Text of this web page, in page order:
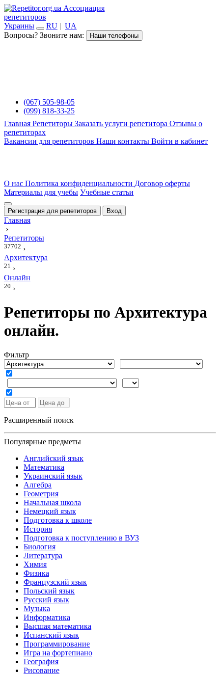
Ассоциация
репетиторов
Украины
RU | UA
Вопросы? Звоните нам:
Наши телефоны
(067) 505-98-05
(099) 818-33-25
Главная Репетиторы Заказать услуги репетитора Отзывы о
репетиторах
Вакансии для репетиторов Наши контакты Войти в кабинет
О нас Политика конфиденциальности Договор оферты
Материалы для учебы Учебные статьи
Регистрация для репетиторов Вход
Главная
›
Репетиторы
37702 ›
Архитектура
21 ›
Онлайн
20 ›
Репетиторы по Архитектура
онлайн.
Фильтр
Расширенный поиск
Популярные предметы
Английский язык
Математика
Украинский язык
Алгебра
Геометрия
Начальная школа
Немецкий язык
Подготовка к школе
История
Подготовка к поступлению в ВУЗ
Биология
Литература
Химия
Физика
Французский язык
Польский язык
Русский язык
Музыка
Информатика
Высшая математика
Испанский язык
Программирование
Игра на фортепиано
География
Рисование